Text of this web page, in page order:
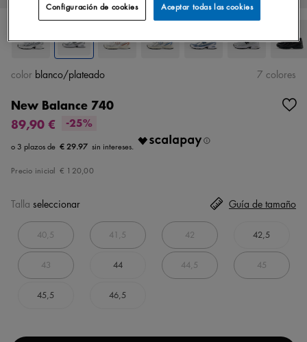
New Balance 740
89,90 €
-25%
€ 29.97
Precio inicial € 120,00
color blanco/plateado 7 colores
Talla seleccionar
40,5 41,5 42 42,5
43 44 44,5 45
45,5 46,5
Guía de tamaño
Aceptar todas las cookies
Configuración de cookies